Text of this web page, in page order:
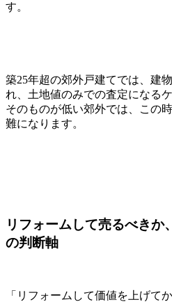
す。
築25年超の郊外戸建てでは、建
れ、土地値のみでの査定になる
そのものが低い郊外では、この
難になります。
リフォームして売るべきか
の判断軸
「リフォームして価値を上げて